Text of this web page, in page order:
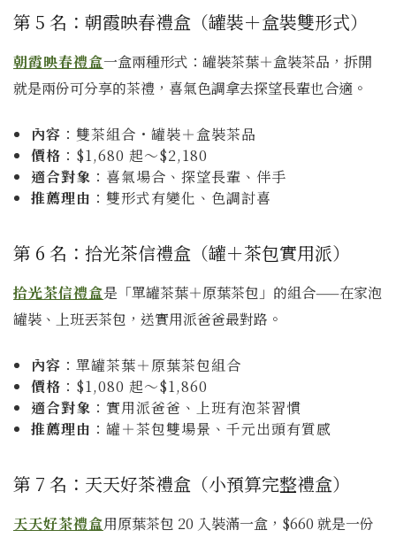
第 5 名：朝霞映春禮盒（罐裝＋盒裝雙形式）
朝霞映春禮盒一盒兩種形式：罐裝茶葉＋盒裝茶品，拆開
就是兩份可分享的茶禮，喜氣色調拿去探望長輩也合適。
內容 ：雙茶組合・罐裝＋盒裝茶品
價格 ：$1,680 起～$2,180
適合對象 ：喜氣場合、探望長輩、伴手
推薦理由 ：雙形式有變化、色調討喜
第 6 名：拾光茶信禮盒（罐＋茶包實用派）
拾光茶信禮盒是「單罐茶葉＋原葉茶包」的組合——在家泡
罐裝、上班丟茶包，送實用派爸爸最對路。
內容 ：單罐茶葉＋原葉茶包組合
價格 ：$1,080 起～$1,860
適合對象 ：實用派爸爸、上班有泡茶習慣
推薦理由 ：罐＋茶包雙場景、千元出頭有質感
第 7 名：天天好茶禮盒（小預算完整禮盒）
天天好茶禮盒用原葉茶包 20 入裝滿一盒，$660 就是一份